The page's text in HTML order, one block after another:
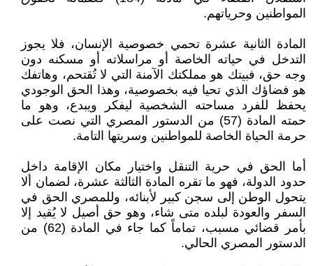
المواطنين وحرياتهم.
المادة الثانية عشرة تحمي خصوصية الإنسان، فلا يجوز
التدخل في حياته الخاصة أو مراسلاته أو مسكنه دون
وجه حق، فبيتك هو مملكتك الآمنة التي لا تُقتحم، وهاتفك
هو فضاؤك الذي تحيا فيه بخصوصية، وهذا الحق الوجودي
يحفظ للفرد مساحته الشخصية ليفكر ويبدع، وهو ما
حمته المادة (57) من الدستور المصري التي نصت على
حرمة الحياة الخاصة للمواطنين وسريتها التامة.
أما الحق في حرية التنقل واختيار مكان الإقامة داخل
حدود الدولة، فهو ما تقره المادة الثالثة عشرة، لضمان ألا
يتحول الوطن إلى سجن كبير لأبنائه، وللمصري الحق في
السفر والعودة لبلده متى شاء، وهو حق أصيل لا يُقيد إلا
بأمر قضائي مسبب، تماماً كما جاء في المادة (62) من
الدستور المصري الحالي.